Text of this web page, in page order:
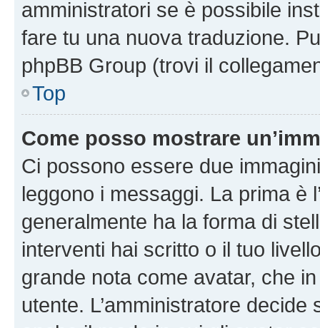
amministratori se è possibile
fare tu una nuova traduzione.
phpBB Group (trovi il
Top
Come posso mostrare
Ci possono essere due
leggono i messaggi. La prima è
generalmente ha la forma di
interventi hai scritto o il tuo
grande nota come avatar, che
utente. L’amministratore